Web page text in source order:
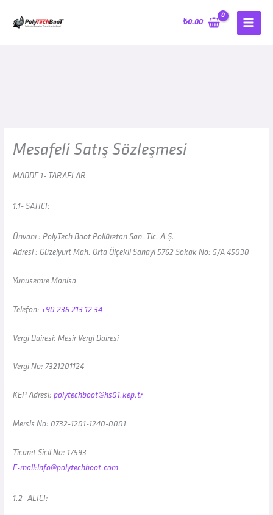
₺0.00
Mesafeli Satış Sözleşmesi
MADDE 1- TARAFLAR
1.1- SATICI:
Ünvanı : PolyTech Boot Poliüretan San. Tic. A.Ş.
Adresi : Güzelyurt Mah. Orta Ölçekli Sanayi 5762 Sokak No: 5/A 45030
Yunusemre Manisa
Telefon:+90 236 213 12 34
Vergi Dairesi: Mesir Vergi Dairesi
Vergi No: 7321201124
KEP Adresi:polytechboot@hs01.kep.tr
Mersis No: 0732-1201-1240-0001
Ticaret Sicil No: 17593
E-mail:info@polytechboot.com
1.2- ALICI: